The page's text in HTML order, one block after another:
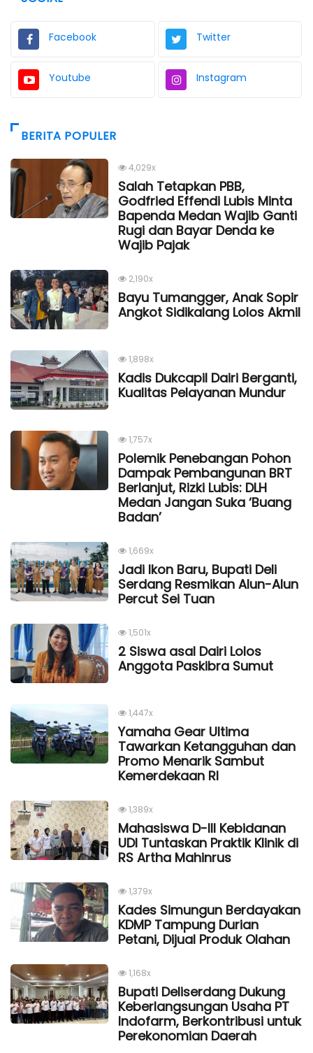
Facebook Twitter
Youtube Instagram
BERITA POPULER
4,029x
Salah Tetapkan PBB,
Godfried Effendi Lubis Minta
Bapenda Medan Wajib Ganti
Rugi dan Bayar Denda ke
Wajib Pajak
2,190x
Bayu Tumangger, Anak Sopir
Angkot Sidikalang Lolos Akmil
1,898x
Kadis Dukcapil Dairi Berganti,
Kualitas Pelayanan Mundur
1,757x
Polemik Penebangan Pohon
Dampak Pembangunan BRT
Berlanjut, Rizki Lubis: DLH
Medan Jangan Suka ‘Buang
Badan’
1,669x
Jadi Ikon Baru, Bupati Deli
Serdang Resmikan Alun-Alun
Percut Sei Tuan
1,501x
2 Siswa asal Dairi Lolos
Anggota Paskibra Sumut
1,447x
Yamaha Gear Ultima
Tawarkan Ketangguhan dan
Promo Menarik Sambut
Kemerdekaan Rl
1,389x
Mahasiswa D-III Kebidanan
UDI Tuntaskan Praktik Klinik di
RS Artha Mahinrus
1,379x
Kades Simungun Berdayakan
KDMP Tampung Durian
Petani, Dijual Produk Olahan
1,168x
Bupati Deliserdang Dukung
Keberlangsungan Usaha PT
Indofarm, Berkontribusi untuk
Perekonomian Daerah